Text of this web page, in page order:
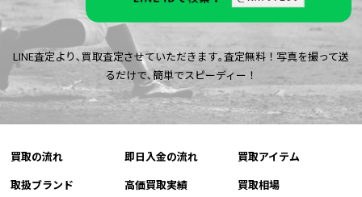
LINE査定より､買取査定させていただきます｡査定無料！写真を撮って送
るだけで､簡単でスピーディー！
買取の流れ 即日入金の流れ
買取アイテム
取扱ブランド
高価買取実績
買取相場